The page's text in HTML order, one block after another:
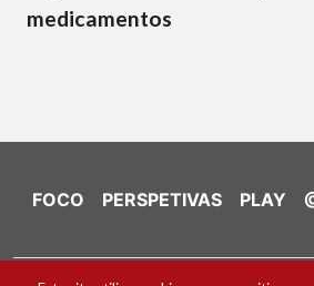
medicamentos
FOCO PERSPETIVAS PLAY